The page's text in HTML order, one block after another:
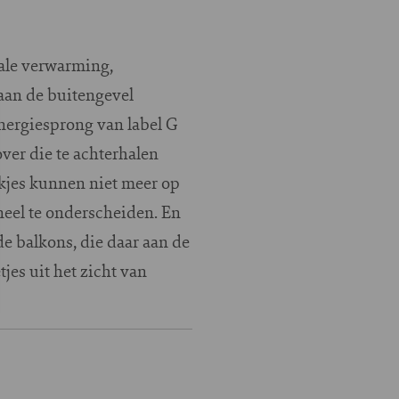
verwarming,
de buitengevel
van label G
die te achterhalen
kunnen niet meer op
te onderscheiden. En
balkons, die daar aan de
uit het zicht van